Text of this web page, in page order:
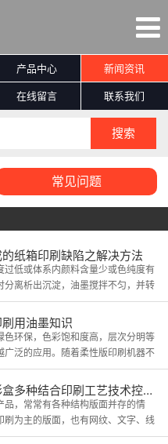
产品中心 新闻资讯
在线留言 联系我们
常见问题
纸箱印刷缺陷之解决方法
过低或体系内颜料含量少或色纯度有
分离析出沉淀，油墨搅拌不匀，并转
用油墨知识
色环保，色彩饱和度高，层次分明等
广泛的应用。随着柔性版印刷机器不
印刷行业对水基油墨和各种新型柔性
，需求量将进一步加大。
【技术】纸箱彩盒多种结合印刷工艺技术控制方法
品，常常有各种结构版面并存的情
刷为主的版面，也有网纹、文字、线
印刷版面;既有光谱色彩不能显示的